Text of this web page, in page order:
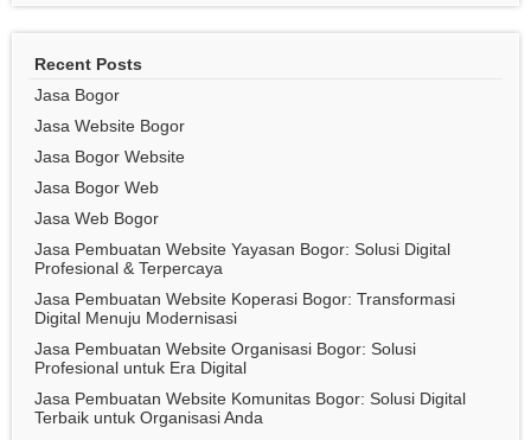
Recent Posts
Jasa Bogor
Jasa Website Bogor
Jasa Bogor Website
Jasa Bogor Web
Jasa Web Bogor
Jasa Pembuatan Website Yayasan Bogor: Solusi Digital
Profesional & Terpercaya
Jasa Pembuatan Website Koperasi Bogor: Transformasi
Digital Menuju Modernisasi
Jasa Pembuatan Website Organisasi Bogor: Solusi
Profesional untuk Era Digital
Jasa Pembuatan Website Komunitas Bogor: Solusi Digital
Terbaik untuk Organisasi Anda